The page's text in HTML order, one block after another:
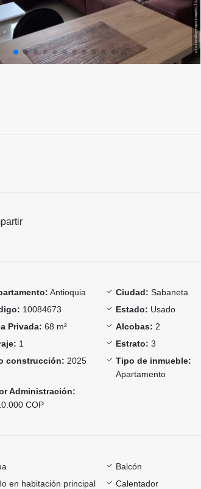
Antioquia Ciudad: Sabaneta
10084673 Estado: Usado
Privada: 68 m² Alcobas: 2
1 Estrato: 3
construcción: 2025
Tipo de inmueble:
Apartamento
Administración:
COP
Balcón
en habitación principal
Calentador